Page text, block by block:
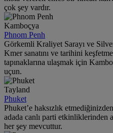
çok şey vardır.
Kamboçya
Phnom Penh
Görkemli Kraliyet Sarayı ve
Kmer sanatını ve tarihini
tapınaklarına ulaşmak için
uçun.
Tayland
Phuket
Phuket’e haksızlık
adada canlı parti etkinliklerinden
her şey mevcuttur.